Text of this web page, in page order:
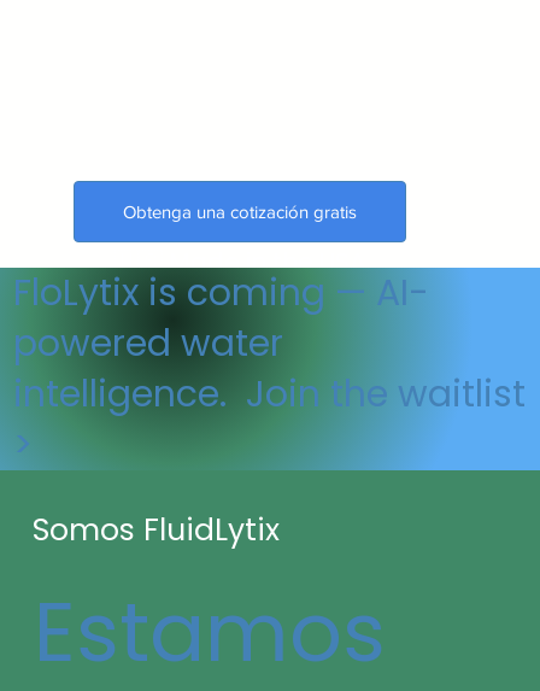
Obtenga una cotización gratis
🇺🇸 Made in the USA
Somos FluidLytix
Estamos
FloLytix is coming — AI-
powered water
intelligence. Join the waitlist
>